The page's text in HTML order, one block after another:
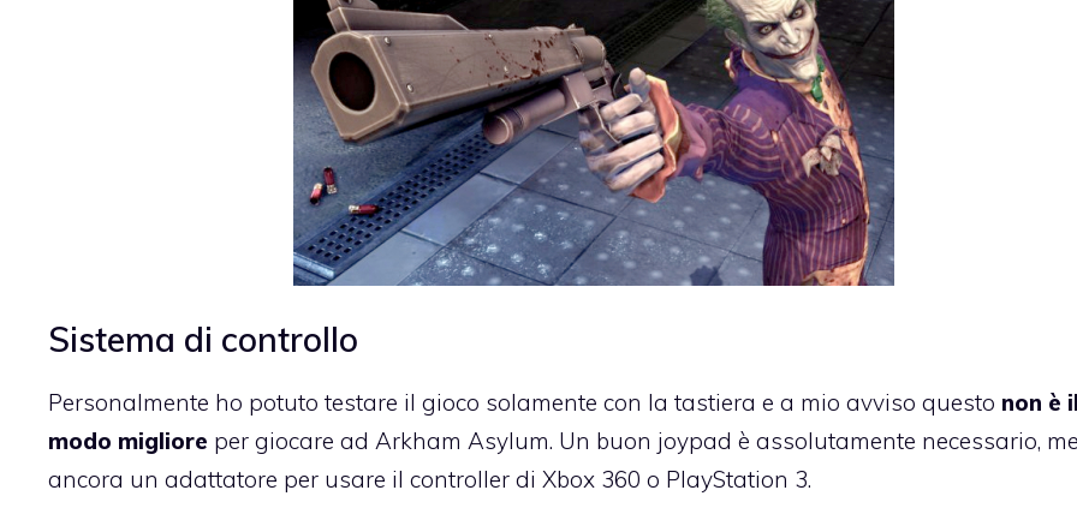
Sistema di controllo
Personalmente ho potuto testare il gioco solamente con la tastiera e a mio avviso questo non è il
modo migliore per giocare ad Arkham Asylum. Un buon joypad è assolutamente necessario,
ancora un adattatore per usare il controller di Xbox 360 o PlayStation 3.